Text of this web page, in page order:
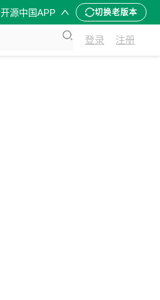
开源中国APP 切换老版本
登录 注册